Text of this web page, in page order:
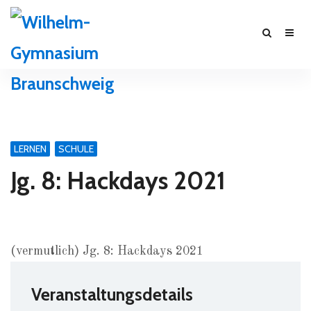
LERNEN SCHULE
Jg. 8: Hackdays 2021
(vermutlich) Jg. 8: Hackdays 2021
Veranstaltungsdetails